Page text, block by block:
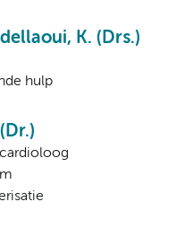
K. (Drs.)
hulp